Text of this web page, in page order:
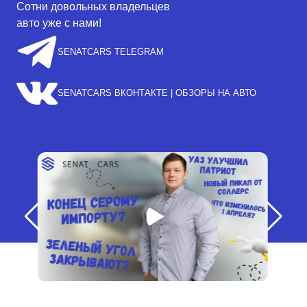
Сотни довольных владельцев
авто уже с нами!
SENATCARS TELEGRAM
SENATCARS ВКОНТАКТЕ | ОБЗОРЫ НА АВТО